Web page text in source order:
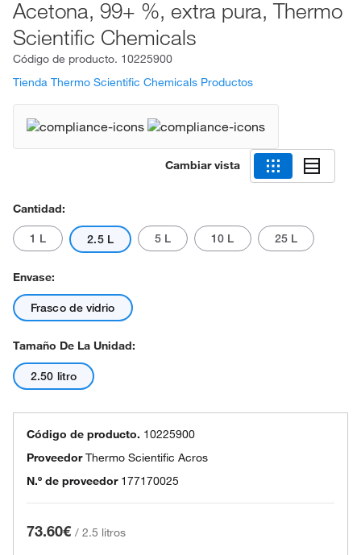
Acetona, 99+ %, extra pura, Thermo
Scientific Chemicals
Código de producto. 10225900
Tienda Thermo Scientific Chemicals Productos
Cambiar vista
Cantidad:
1 L 2.5 L 5 L 10 L 25 L
Envase:
Frasco de vidrio
Tamaño De La Unidad:
2.50 litro
Código de producto. 10225900
ProveedorThermo Scientific Acros
N.º de proveedor 177170025
73.60€ / 2.5 litros